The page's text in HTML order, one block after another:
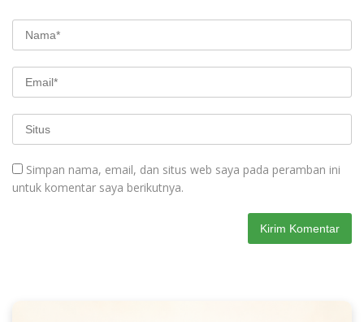
Simpan nama, email, dan situs web saya pada peramban ini
untuk komentar saya berikutnya.